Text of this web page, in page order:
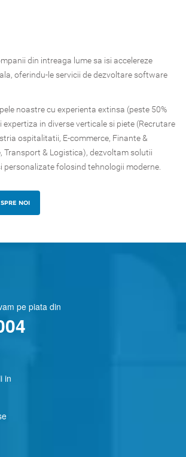
din intreaga lume sa isi accelereze
oferindu-le servicii de dezvoltare software
noastre cu experienta extinsa (peste 50%
expertiza in diverse verticale si piete (Recrutare
ospitalitatii, E-commerce, Finante &
Transport & Logistica), dezvoltam solutii
folosind tehnologii moderne.
NOI
pe piata din
in